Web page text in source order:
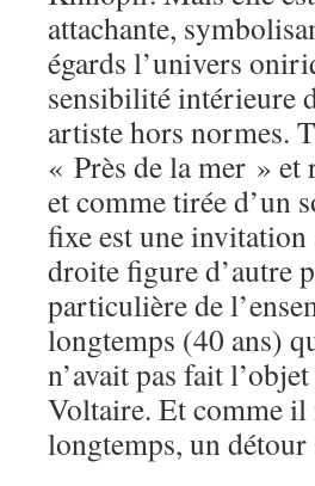
attachante,
égards l’univers
sensibilité intérieure
artiste hors normes.
« Près de la mer » et
et comme tirée d’un
fixe est une invitation
droite figure d’autre
particulière de
longtemps (40 ans)
n’avait pas fait
Voltaire. Et comme il
longtemps, un détour